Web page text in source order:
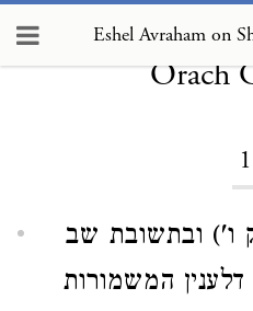
Eshel Avraham
Orach
1
ו') ובתשובת שב
המשמורות